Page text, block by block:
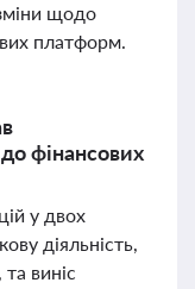
щодо
платформ.
фінансових
у двох
діяльність,
виніс